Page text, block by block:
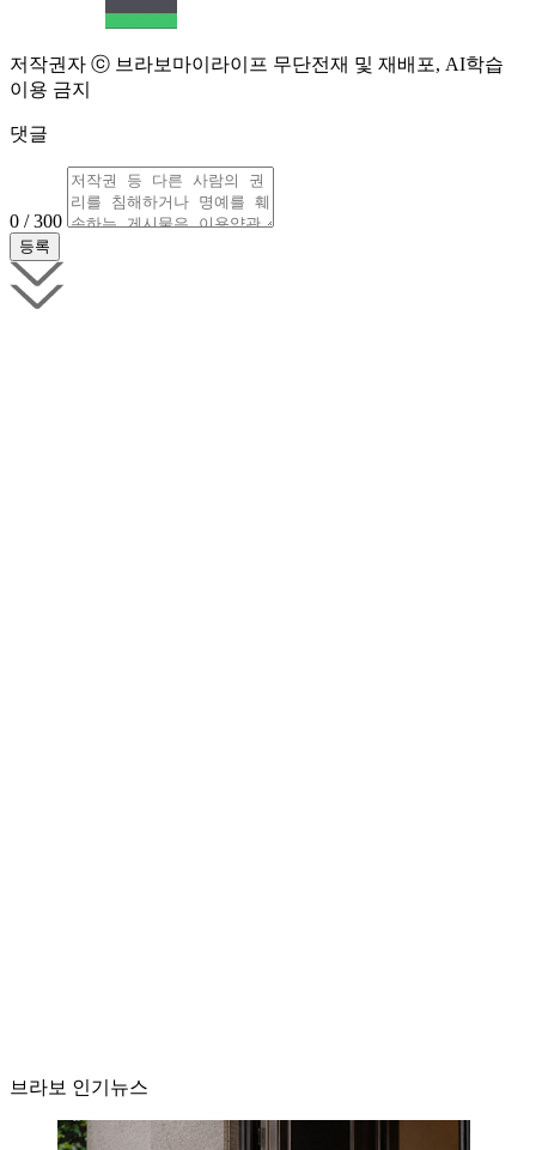
저작권자 ⓒ 브라보마이라이프 무단전재 및 재배포, AI학습
이용 금지
댓글
0 / 300
브라보 인기뉴스